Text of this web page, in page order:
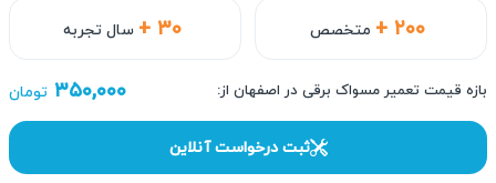
+ ۲۰۰ متخصص + ۳۰ سال تجربه
بازه قیمت تعمیر مسواک برقی در اصفهان از: ۳۵۰,۰۰۰ تومان
ثبت درخواست آنلاین